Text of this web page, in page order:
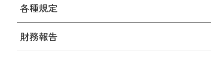
各種規定
財務報告